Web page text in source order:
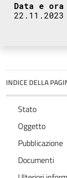
Data e ora
INDICE DELLA
Stato
Oggetto
Pubblicazione
Documenti